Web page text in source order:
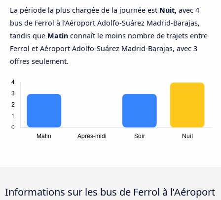
La période la plus chargée de la journée est Nuit, avec 4
bus de Ferrol à l’Aéroport Adolfo-Suárez Madrid-Barajas,
tandis que Matin connaît le moins nombre de trajets entre
Ferrol et Aéroport Adolfo-Suárez Madrid-Barajas, avec 3
offres seulement.
Informations sur les bus de Ferrol à l’Aéroport